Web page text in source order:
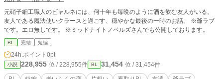
元硝子細工職人のビャルネには、何十年も毎晩のように酒を飲む友人がいる。
友人である魔法使いクラースと過ごす、穏やかな最後の一時のお話。 ※爺ラブ
です。エロ無しです。 ※ミッドナイトノベルズさんでも公開しております。
BL 完結 短編
24h.ポイント 0pt
小説 228,955 位 / 228,955件 BL 31,454 位 / 31,454件